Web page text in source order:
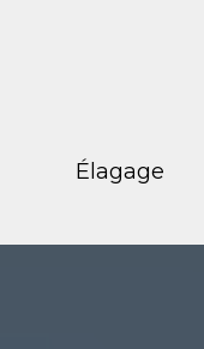
Élagage